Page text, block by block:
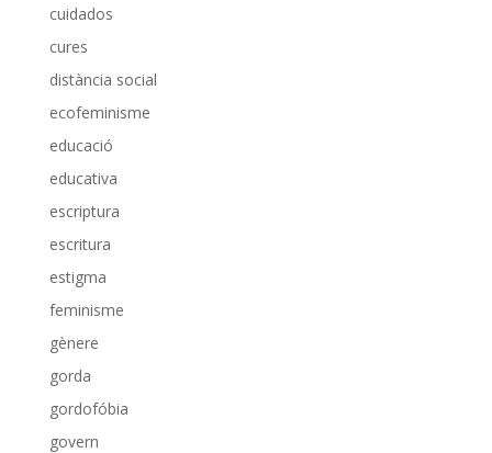
cuidados
cures
distància social
ecofeminisme
educació
educativa
escriptura
escritura
estigma
feminisme
gènere
gorda
gordofóbia
govern